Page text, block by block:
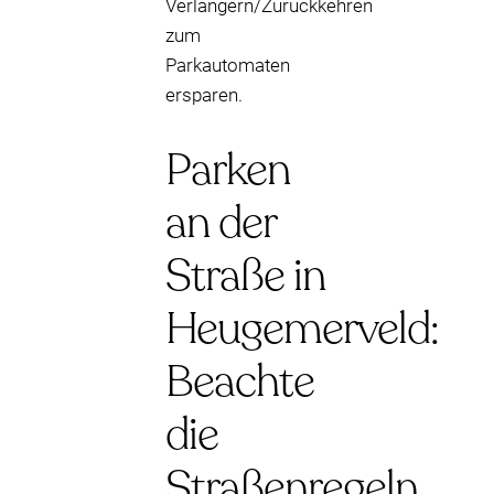
Verlängern/Zurückkehren
zum
Parkautomaten
ersparen.
Parken
an der
Straße in
Heugemerveld:
Beachte
die